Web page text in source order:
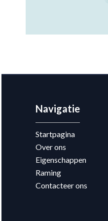
Navigatie
Startpagina
Over ons
Eigenschappen
Raming
Contacteer ons